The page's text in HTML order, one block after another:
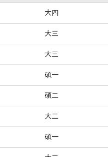
大四
大三
大三
碩一
碩二
大二
碩一